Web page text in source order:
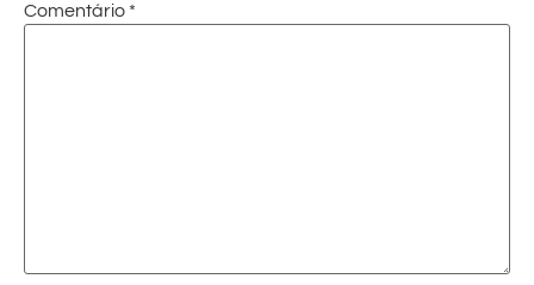
Comentário *